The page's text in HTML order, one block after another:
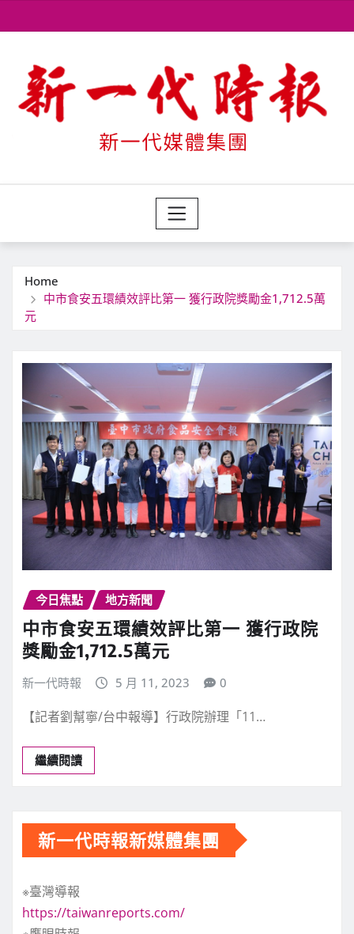
to
Home
中市食安五環績效評比第一 獲行政院獎勵金1,712.5萬
元
今日焦點 地方新聞
中市食安五環績效評比第一 獲行政院
獎勵金1,712.5萬元
新一代時報 5 月 11, 2023 0
【記者劉幫寧/台中報導】行政院辦理「11…
繼續閱讀
新一代時報新媒體集團
※臺灣導報
https://taiwanreports.com/